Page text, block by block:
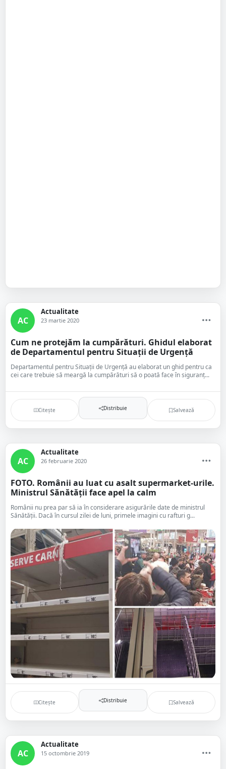
AC
Actualitate
23 martie 2020
Cum ne protejăm la cumpărături. Ghidul elaborat
de Departamentul pentru Situații de Urgență
Departamentul pentru Situații de Urgență au elaborat un ghid pentru ca
cei care trebuie să meargă la cumpărături să o poată face în siguranț...
Citește Distribuie Salvează
AC
Actualitate
26 februarie 2020
FOTO. Românii au luat cu asalt supermarket-urile.
Ministrul Sănătății face apel la calm
Românii nu prea par să ia în considerare asigurările date de ministrul
Sănătății. Dacă în cursul zilei de luni, primele imagini cu rafturi g...
Citește Distribuie Salvează
AC
Actualitate
15 octombrie 2019